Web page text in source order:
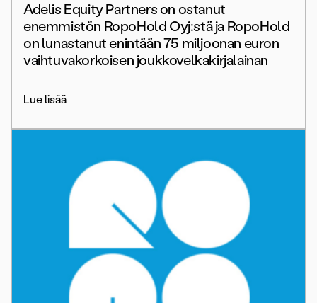
Adelis Equity Partners on ostanut
enemmistön RopoHold Oyj:stä ja RopoHold
on lunastanut enintään 75 miljoonan euron
vaihtuvakorkoisen joukkovelkakirjalainan
Lue lisää